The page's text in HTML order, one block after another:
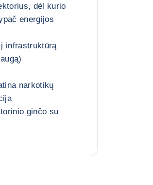
dėl kurio
energijos
infrastruktūrą
narkotikų
ginčo su